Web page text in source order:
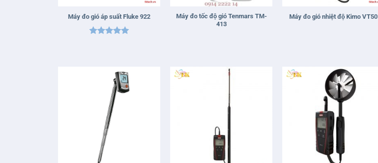
Máy đo gió áp suất Fluke 922
Máy đo tốc độ gió Tenmars TM-
413
Máy đo gió nhiệt độ Kimo VT50